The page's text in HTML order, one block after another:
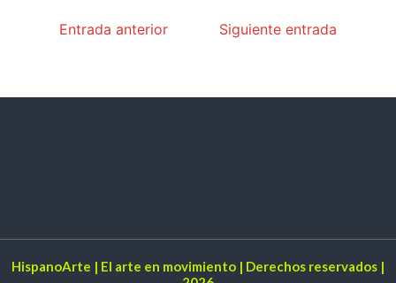
Entrada anterior Siguiente entrada